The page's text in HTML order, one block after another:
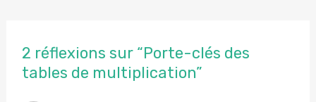
2 réflexions sur “Porte-clés des
tables de multiplication”